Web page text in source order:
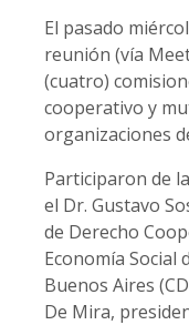
El pasado
reunión (vía
(cuatro)
cooperativo y
organizaciones
Participaron de
el Dr. Gustavo
de Derecho
Economía Social
Buenos Aires
De Mira,